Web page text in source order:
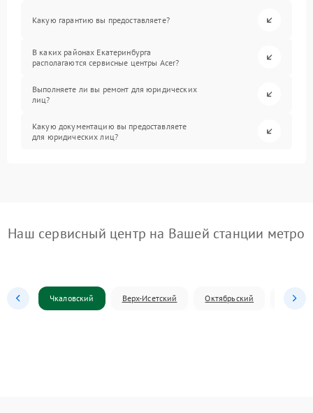
Какую гарантию вы предоставляете?
В каких районах Екатеринбурга
располагаются сервисные центры Acer?
Выполняете ли вы ремонт для юридических
лиц?
Какую документацию вы предоставляете
для юридических лиц?
Наш сервисный центр на Вашей станции метро
Чкаловский Верх-Исетский Октябрьский